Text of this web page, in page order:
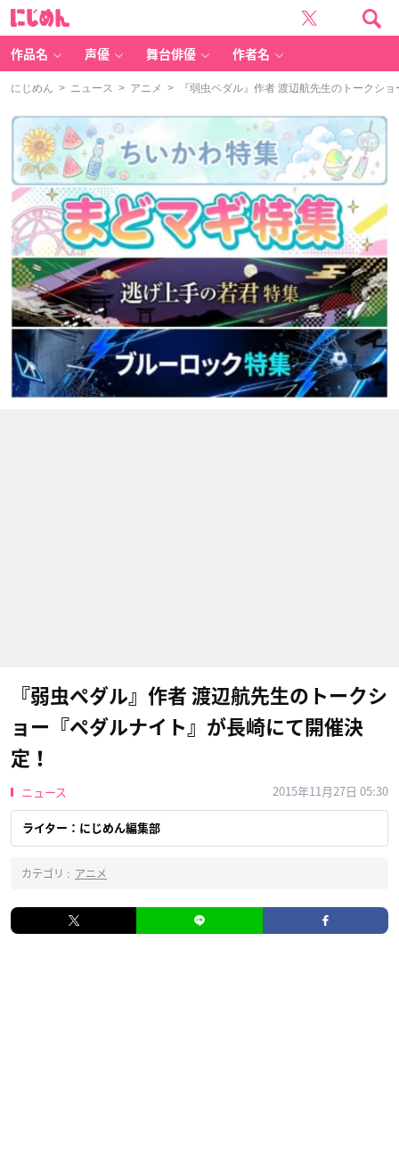
作品名 声優 舞台俳優 作者名
にじめん > ニュース > アニメ > 『弱虫ペダル』作者 渡辺航先生のトークシ
『弱虫ペダル』作者 渡辺航先生のトークシ
ョー『ペダルナイト』が長崎にて開催決
定！
ニュース 2015年11月27日 05:30
ライター：にじめん編集部
カテゴリ : アニメ